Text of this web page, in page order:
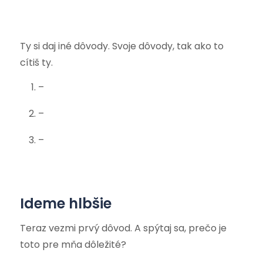
Ty si daj iné dôvody. Svoje dôvody, tak ako to
cítiš ty.
–
–
–
Ideme hlbšie
Teraz vezmi prvý dôvod. A spýtaj sa, prečo je
toto pre mňa dôležité?